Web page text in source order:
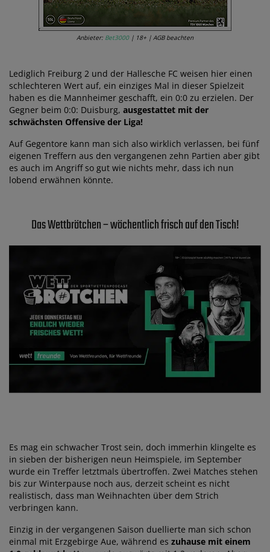
Anbieter: Bet3000| 18+ | AGB beachten
Lediglich Freiburg 2 und der Hallesche FC weisen hier einen
schlechteren Wert auf, ein einziges Mal in dieser Spielzeit
haben es die Mannheimer geschafft, ein 0:0 zu erzielen. Der
Gegner beim 0:0: Duisburg, ausgestattet mit der
schwächsten Offensive der Liga!
Auf Gegentore kann man sich also wirklich verlassen, bei fünf
eigenen Treffern aus den vergangenen zehn Partien aber gibt
es auch im Angriff so gut wie nichts mehr, dass ich nun
lobend erwähnen könnte.
Das Wettbrötchen – wöchentlich frisch auf den Tisch!
Es mag ein schwacher Trost sein, doch immerhin klingelte es
in sieben der bisherigen neun Heimspiele, im September
wurde ein Treffer letztmals übertroffen. Zwei Matches stehen
bis zur Winterpause noch aus, derzeit scheint es nicht
realistisch, dass man Weihnachten über dem Strich
verbringen kann.
Einzig in der vergangenen Saison duellierte man sich schon
einmal mit Erzgebirge Aue, während es zuhause mit einem